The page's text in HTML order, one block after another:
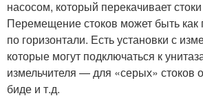
насосом, который перекачивает
Перемещение стоков может быть как
по горизонтали. Есть установки с
которые могут подключаться к
измельчителя — для «серых» стоков
биде и т.д.